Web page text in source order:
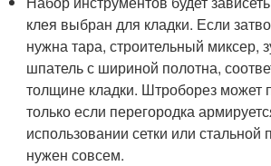
клея выбран для кладки. Если
нужна тара, строительный миксер,
шпатель с шириной полотна,
толщине кладки. Штроборез может
только если перегородка
использовании сетки или стальной
нужен совсем.